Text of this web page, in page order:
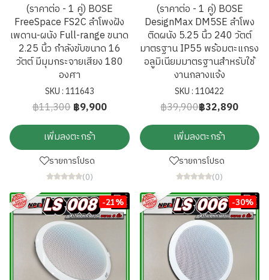
(ราคาต่อ - 1 คู่) BOSE
FreeSpace FS2C ลำโพงฝัง
เพดาน-ผนัง Full-range ขนาด
2.25 นิ้ว กำลังขับขนาด 16
วัตต์ มีมุมกระจายเสียง 180
องศา
SKU : 111643
฿11,300฿9,900
เพิ่มลงตะกร้า
รายการโปรด
(0)
(ราคาต่อ - 1 คู่) BOSE
DesignMax DM5SE ลำโพง
ติดผนัง 5.25 นิ้ว 240 วัตต์
มาตรฐาน IP55 พร้อมตะแกรง
อลูมิเนียมมาตรฐานสำหรับใช้
งานกลางแจ้ง
SKU : 110422
฿39,900฿32,890
เพิ่มลงตะกร้า
รายการโปรด
(0)
-21% -30%